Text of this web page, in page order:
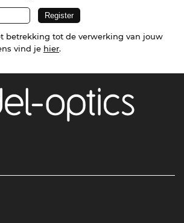
betrekking tot de verwerking van jouw
vind je hier.